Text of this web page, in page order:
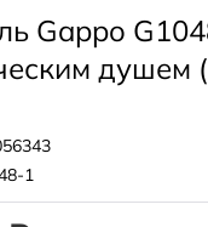
Gappo
душем
1